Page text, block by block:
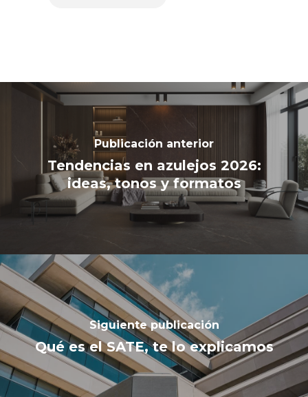
Publicación anterior
Tendencias en azulejos 2026:
ideas, tonos y formatos
Siguiente publicación
Qué es el SATE, te lo explicamos